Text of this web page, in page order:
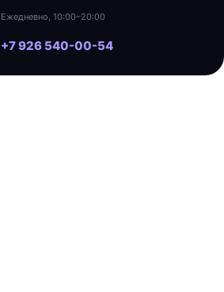
Ежедневно, 10:00–20:00
+7 926 540-00-54